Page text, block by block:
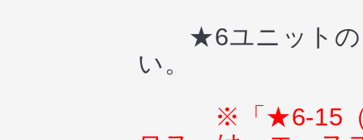
★6ユニットの
い。
※「★6-15